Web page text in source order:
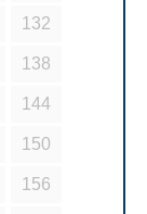
132
138
144
150
156